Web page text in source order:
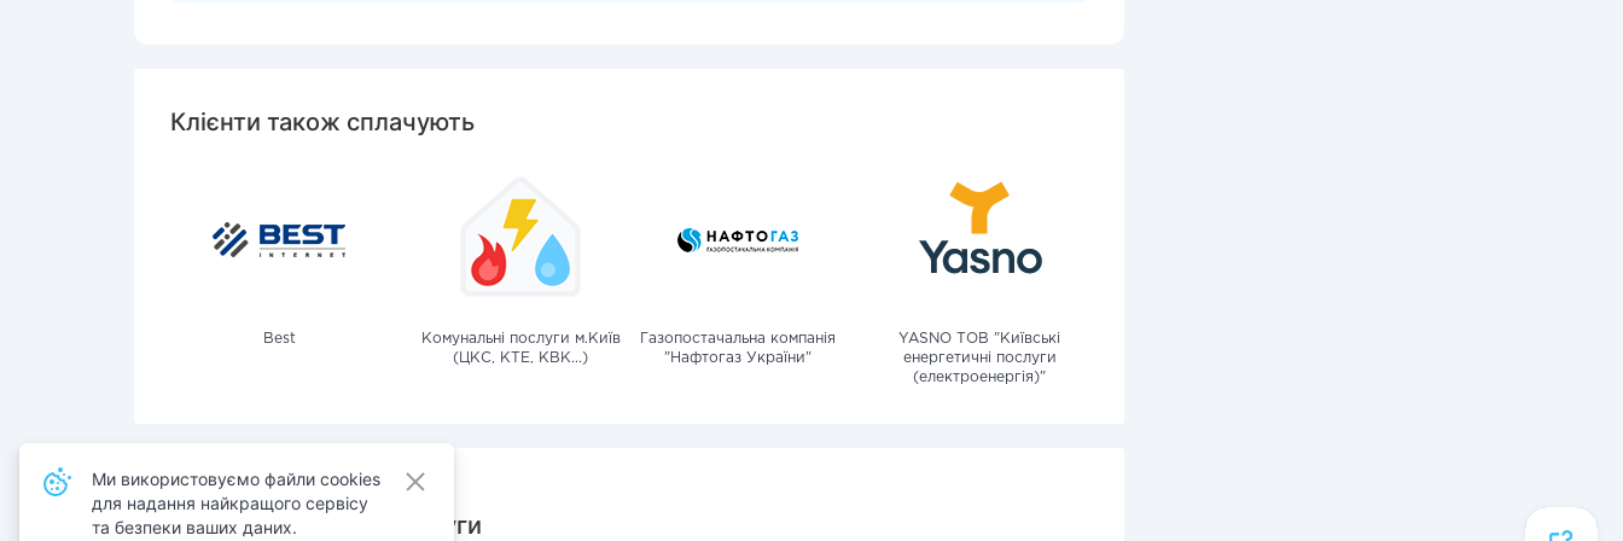
Клієнти також сплачують
Best
Комунальні послуги м.Київ
(ЦКС, КТЕ, КВК...)
Газопостачальна компанія
"Нафтогаз України"
YASNO ТОВ "Київські
енергетичні послуги
(електроенергія)"
Також сплачують послуги
Ми використовуємо файли cookies
для надання найкращого сервісу
та безпеки ваших даних.